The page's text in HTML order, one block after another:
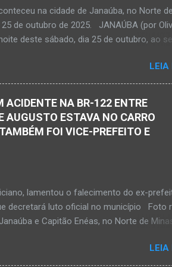
Senhor acolhe o Kemio nessa partida
Sílvio da Silva, à amiga Rose e a...
na cidade de Janaúba, no Norte de
de outubro de 2025. JANAÚBA (por
deste sábado, dia 25 de outubro, ao ser
da cidade de Janaúba, situada na
foi registrado tanto pelo 51º Batalhão
3ª Delegacia Regional da Polícia Civil de
de 27 anos de idade, foi encontrado
fatais. Um dos tiros acertou o tórax da
óbito no local desse crime violento.
LEIA
ACIDENTE NA BR-122 ENTRE
AUGUSTO ESTAVA NO CARRO
FOI VICE-PREFEITO E
lamentou o falecimento do ex-
decretará luto oficial no município Foto
e Capitão Enéas, no Norte de Minas,
prefeito de Monte Azul, durante
no dia 11 de fevereiro de 2017.
LEIA